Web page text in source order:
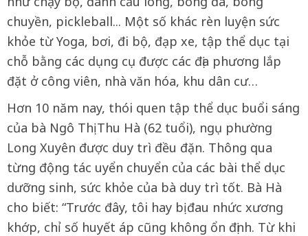
chuyền, pickleball... Một số khác rèn luyện sức
khỏe từ Yoga, bơi, đi bộ, đạp xe, tập thể dục tại
chỗ bằng các dụng cụ được các địa phương lắp
đặt ở công viên, nhà văn hóa, khu dân cư…
Hơn 10 năm nay, thói quen tập thể dục buổi sáng
của bà Ngô Thị Thu Hà (62 tuổi), ngụ phường
Long Xuyên được duy trì đều đặn. Thông qua
từng động tác uyển chuyển của các bài thể dục
dưỡng sinh, sức khỏe của bà duy trì tốt. Bà Hà
cho biết: “Trước đây, tôi hay bị đau nhức xương
khớp, chỉ số huyết áp cũng không ổn định. Từ khi